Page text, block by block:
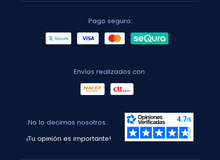
Pago seguro:
Envíos realizados con:
No lo decimos nosotros...
¡Tu opinión es importante!